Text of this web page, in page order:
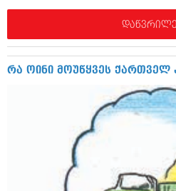
აპრილი 2015 (208)
მარტი 2015 (365)
თებერვალი 2015 (286)
დეკემბერი 2014 (342)
ოქტომბერი 2014 (292)
სექტემბერი 2014 (394)
აგვისტო 2014 (248)
ივლისი 2014 (313)
ივნისი 2014 (366)
მაისი 2014 (313)
აპრილი 2014 (290)
რა ოინი მოუწყვეს ქართველ